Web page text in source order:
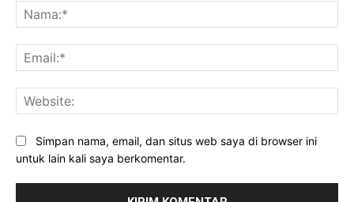
Simpan nama, email, dan situs web saya di browser ini
untuk lain kali saya berkomentar.